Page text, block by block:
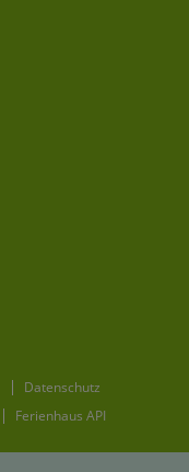
Datenschutz
Ferienhaus API